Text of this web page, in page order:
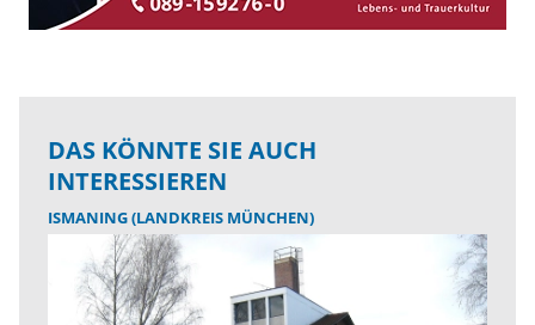
DAS KÖNNTE SIE AUCH
INTERESSIEREN
ISMANING (LANDKREIS MÜNCHEN)